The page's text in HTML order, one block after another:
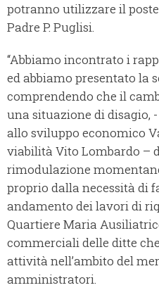
potranno utilizzare il
Padre P. Puglisi.
“Abbiamo incontrato i
ed abbiamo presentato la
comprendendo che il
una situazione di disagio,
allo sviluppo economico
viabilità Vito Lombardo –
rimodulazione
proprio dalla necessità di
andamento dei lavori di
Quartiere Maria
commerciali delle ditte
attività nell’ambito del
amministratori.